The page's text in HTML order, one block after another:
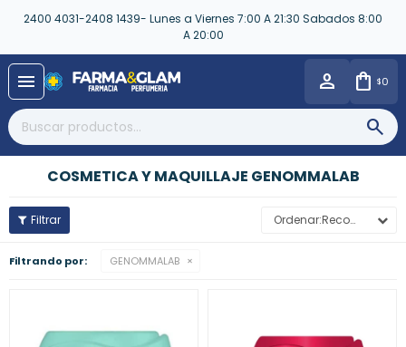
2400 4031-2408 1439- Lunes a Viernes 7:00 A 21:30 Sabados 8:00
A 20:00
menu $0
COSMETICA Y MAQUILLAJE GENOMMALAB
Recomendados
Filtrando por: GENOMMALAB